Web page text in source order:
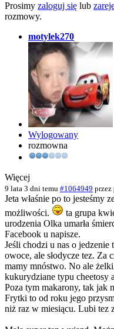
Prosimy zaloguj się lub
rozmowy.
motylek270
Wylogowany
rozmowna
Więcej
9 lata 3 dni temu #1064949 przez
Jeta właśnie po to jesteśmy
możliwości.
ta grupa
urodzenia Olka umarła
Facebook u napisze.
Jeśli chodzi u nas o
owoce, ale słodycze tez. Za
mamy mnóstwo. No ale
kukurydziane typu cheetosy
Poza tym makarony, tak jak
Frytki to od roku jego
niż raz w miesiącu. Lubi tez